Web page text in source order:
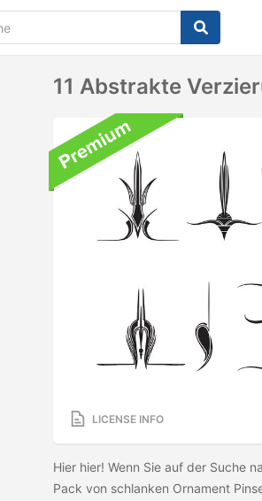
11 Abstrakte
LICENSE INFO
Hier hier! Wenn Sie auf der Suche
Pack von schlanken Ornament